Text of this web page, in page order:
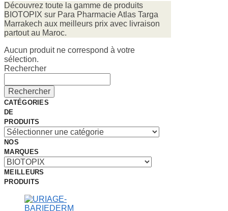
Découvrez toute la gamme de produits
BIOTOPIX sur Para Pharmacie Atlas Targa
Marrakech aux meilleurs prix avec livraison
partout au Maroc.
Aucun produit ne correspond à votre
sélection.
Rechercher
Rechercher
CATÉGORIES
DE
PRODUITS
NOS
MARQUES
MEILLEURS
PRODUITS